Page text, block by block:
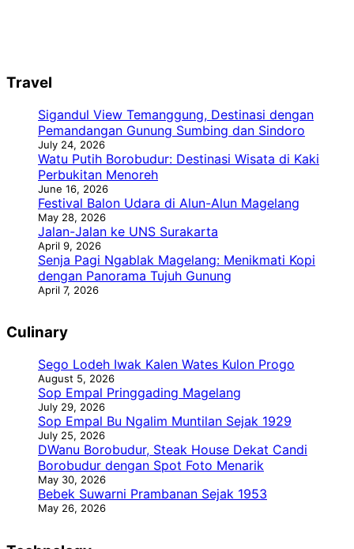
Travel
Sigandul View Temanggung, Destinasi dengan
Pemandangan Gunung Sumbing dan Sindoro
July 24, 2026
Watu Putih Borobudur: Destinasi Wisata di Kaki
Perbukitan Menoreh
June 16, 2026
Festival Balon Udara di Alun-Alun Magelang
May 28, 2026
Jalan-Jalan ke UNS Surakarta
April 9, 2026
Senja Pagi Ngablak Magelang: Menikmati Kopi
dengan Panorama Tujuh Gunung
April 7, 2026
Culinary
Sego Lodeh Iwak Kalen Wates Kulon Progo
August 5, 2026
Sop Empal Pringgading Magelang
July 29, 2026
Sop Empal Bu Ngalim Muntilan Sejak 1929
July 25, 2026
DWanu Borobudur, Steak House Dekat Candi
Borobudur dengan Spot Foto Menarik
May 30, 2026
Bebek Suwarni Prambanan Sejak 1953
May 26, 2026